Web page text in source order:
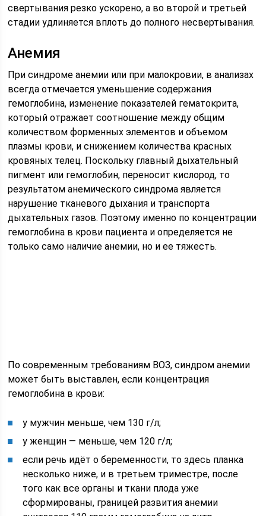
свертывания резко ускорено, а во второй и третьей
стадии удлиняется вплоть до полного несвертывания.
Анемия
При синдроме анемии или при малокровии, в анализах
всегда отмечается уменьшение содержания
гемоглобина, изменение показателей гематокрита,
который отражает соотношение между общим
количеством форменных элементов и объемом
плазмы крови, и снижением количества красных
кровяных телец. Поскольку главный дыхательный
пигмент или гемоглобин, переносит кислород, то
результатом анемического синдрома является
нарушение тканевого дыхания и транспорта
дыхательных газов. Поэтому именно по концентрации
гемоглобина в крови пациента и определяется не
только само наличие анемии, но и ее тяжесть.
По современным требованиям ВОЗ, синдром анемии
может быть выставлен, если концентрация
гемоглобина в крови:
у мужчин меньше, чем 130 г/л;
у женщин — меньше, чем 120 г/л;
если речь идёт о беременности, то здесь планка
несколько ниже, и в третьем триместре, после
того как все органы и ткани плода уже
сформированы, границей развития анемии